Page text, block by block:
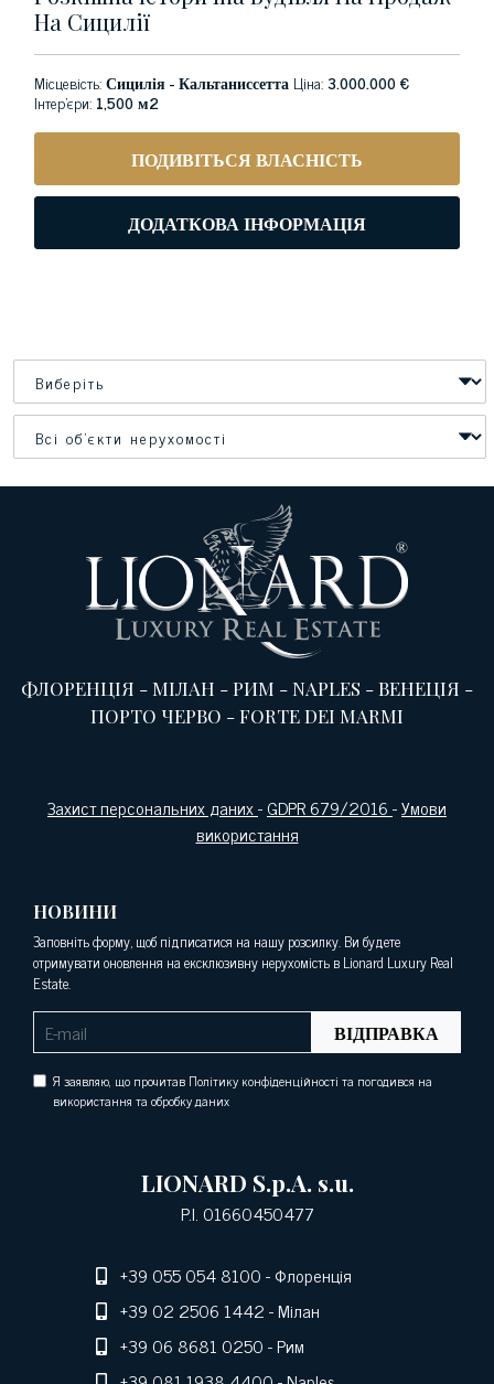
На Сицилії
Місцевість:Сицилія - Кальтаниссетта Ціна:3.000.000 €
Інтер'єри: 1,500 м2
ПОДИВІТЬСЯ ВЛАСНІСТЬ
ДОДАТКОВА ІНФОРМАЦІЯ
ФЛОРЕНЦІЯ -МІЛАН -РИМ -NAPLES -ВЕНЕЦІЯ -
ПОРТО ЧЕРВО -FORTE DEI MARMI
Захист персональних даних-GDPR 679/2016-Умови
використання
НОВИНИ
Заповніть форму, щоб підписатися на нашу розсилку. Ви будете
отримувати оновлення на ексклюзивну нерухомість в Lionard Luxury Real
Estate.
ВІДПРАВКА
Я заявляю, що прочитав Політику конфіденційності та погодився на
використання та обробку даних
LIONARD S.p.A. s.u.
P.I. 01660450477
+39 055 054 8100- Флоренція
+39 02 2506 1442- Мілан
+39 06 8681 0250- Рим